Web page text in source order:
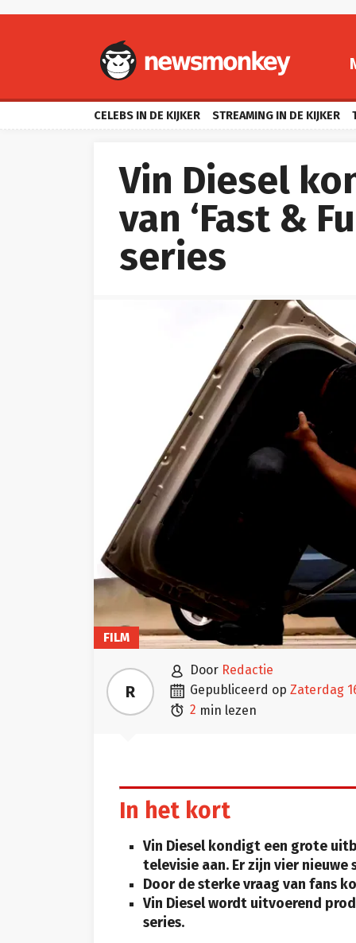
CELEBS IN DE KIJKER STREAMING IN DE KIJKER
Vin Diesel
van ‘Fast &
series
FILM
R
 door Redactie
 gepubliceerd op zaterdag
 2 min lezen
In het kort
Vin Diesel kondigt een grote
televisie aan. Er zijn vier
Door de sterke vraag van fans
Vin Diesel wordt uitvoerend
series.